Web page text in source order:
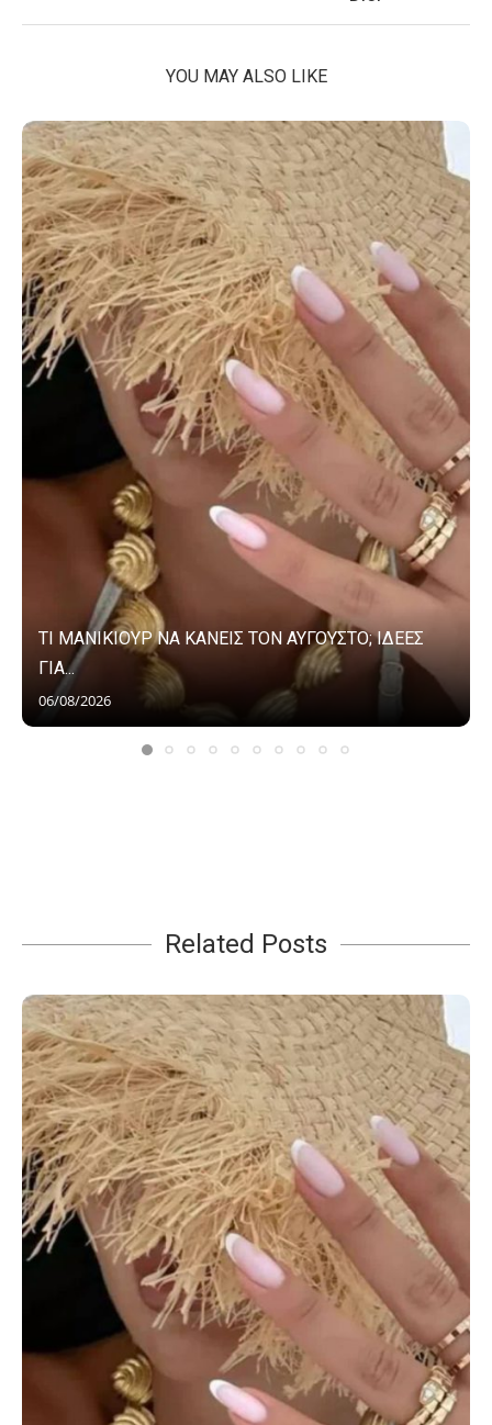
YOU MAY ALSO LIKE
ΤΙ ΜΑΝΙΚΙΟΥΡ ΝΑ ΚΑΝΕΙΣ ΤΟΝ ΑΥΓΟΥΣΤΟ; ΙΔΕΕΣ
ΓΙΑ...
06/08/2026
Related Posts